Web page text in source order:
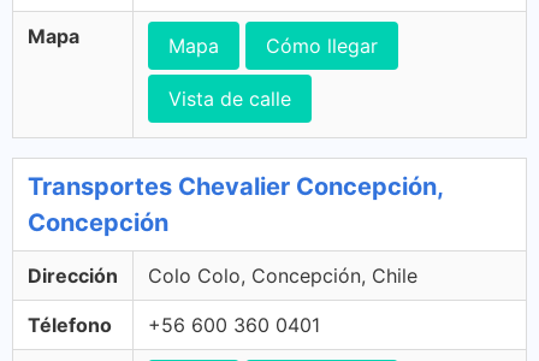
Mapa Mapa Cómo llegar
Vista de calle
Transportes Chevalier Concepción,
Concepción
Dirección Colo Colo, Concepción, Chile
Télefono +56 600 360 0401